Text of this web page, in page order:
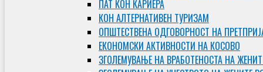
ПАТ КОН КАРИЕРА
КОН АЛТЕРНАТИВЕН ТУРИЗАМ
ОПШТЕСТВЕНА ОДГОВОРНОСТ НА
ЕКОНОМСКИ АКТИВНОСТИ НА КОСОВО
ЗГОЛЕМУВАЊЕ НА ВРАБОТЕНОСТА НА